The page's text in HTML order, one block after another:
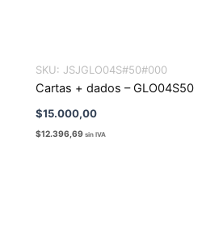
SKU: JSJGLO04S#50#000
Cartas + dados – GLO04S50
$15.000,00
$12.396,69 sin IVA